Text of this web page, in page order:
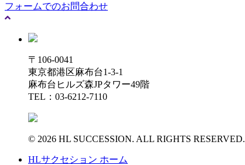
フォームでのお問合わせ
〒106-0041
東京都港区麻布台1-3-1
麻布台ヒルズ森JPタワー49階
TEL：03-6212-7110
© 2026 HL SUCCESSION. ALL RIGHTS RESERVED.
HLサクセション ホーム